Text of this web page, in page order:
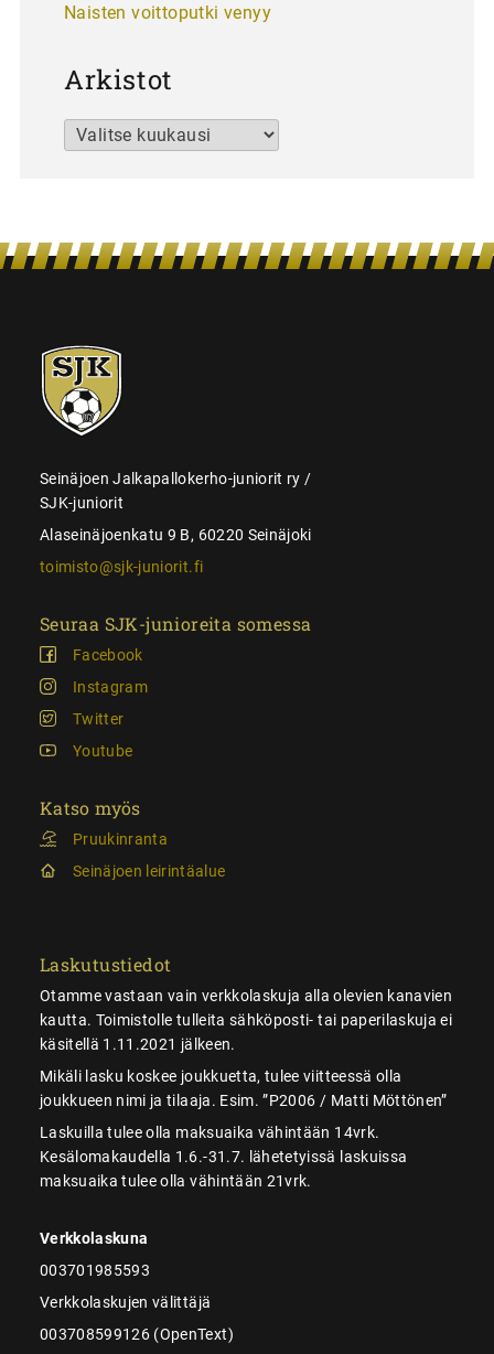
Naisten voittoputki venyy
Arkistot
Arkistot
SJK-
juniorit
Seinäjoen Jalkapallokerho-juniorit ry /
SJK-juniorit
Alaseinäjoenkatu 9 B, 60220 Seinäjoki
toimisto@sjk-juniorit.fi
Seuraa SJK-junioreita somessa
Facebook
Instagram
Twitter
Youtube
Katso myös
Pruukinranta
Seinäjoen leirintäalue
Laskutustiedot
Otamme vastaan vain verkkolaskuja alla olevien kanavien
kautta. Toimistolle tulleita sähköposti- tai paperilaskuja ei
käsitellä 1.11.2021 jälkeen.
Mikäli lasku koskee joukkuetta, tulee viitteessä olla
joukkueen nimi ja tilaaja. Esim. ”P2006 / Matti Möttönen”
Laskuilla tulee olla maksuaika vähintään 14vrk.
Kesälomakaudella 1.6.-31.7. lähetetyissä laskuissa
maksuaika tulee olla vähintään 21vrk.
Verkkolaskuna
003701985593
Verkkolaskujen välittäjä
003708599126 (OpenText)